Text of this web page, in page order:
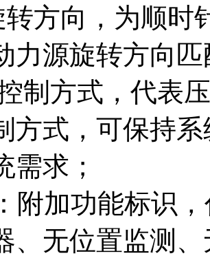
转方向，为顺时
力源旋转方向匹
制方式，代表
方式，可保持
需求；
附加功能标识
、无位置监测